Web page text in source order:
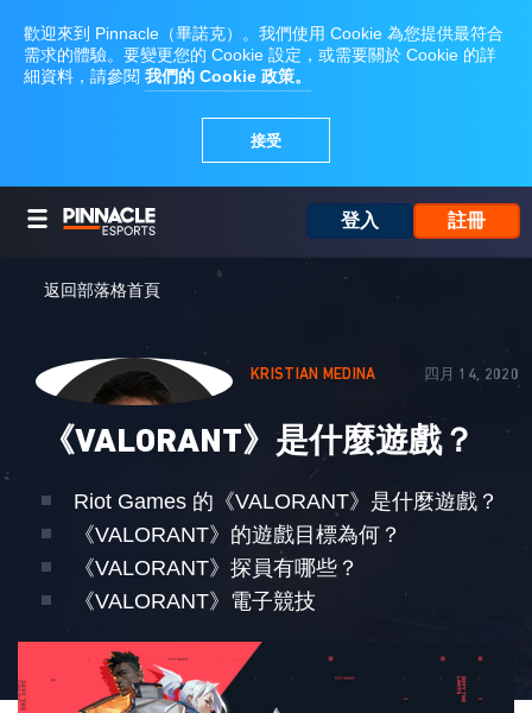
登入 註冊
返回部落格首頁
KRISTIAN MEDINA 四月 14, 2020
《VALORANT》是什麼遊戲？
Riot Games 的《VALORANT》是什麼遊戲？
《VALORANT》的遊戲目標為何？
《VALORANT》探員有哪些？
《VALORANT》電子競技